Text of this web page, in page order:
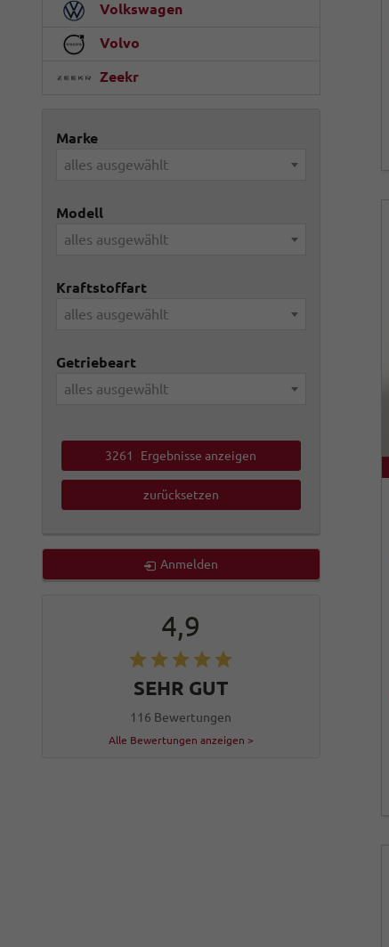
Volkswagen
Volvo
Zeekr
Marke
alles ausgewählt
Modell
alles ausgewählt
Kraftstoffart
alles ausgewählt
Getriebeart
alles ausgewählt
3261 Ergebnisse anzeigen
zurücksetzen
Anmelden
4,9
SEHR GUT
116 Bewertungen
Alle Bewertungen anzeigen >